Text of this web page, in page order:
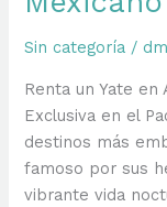
en
Acapulco
Sin categoría /
Renta un Yate en
Exclusiva en el
destinos más
famoso por sus
vibrante vida